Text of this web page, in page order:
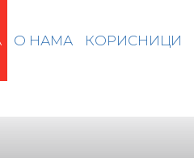
О НАМА КОРИСНИЦИ